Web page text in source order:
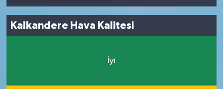
Kalkandere Hava Kalitesi
İyi